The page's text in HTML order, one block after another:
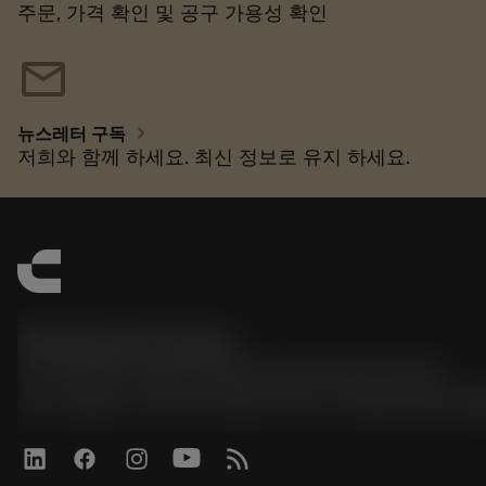
주문, 가격 확인 및 공구 가용성 확인
mail
뉴스레터 구독 chevron_right
저희와 함께 하세요. 최신 정보로 유지 하세요.